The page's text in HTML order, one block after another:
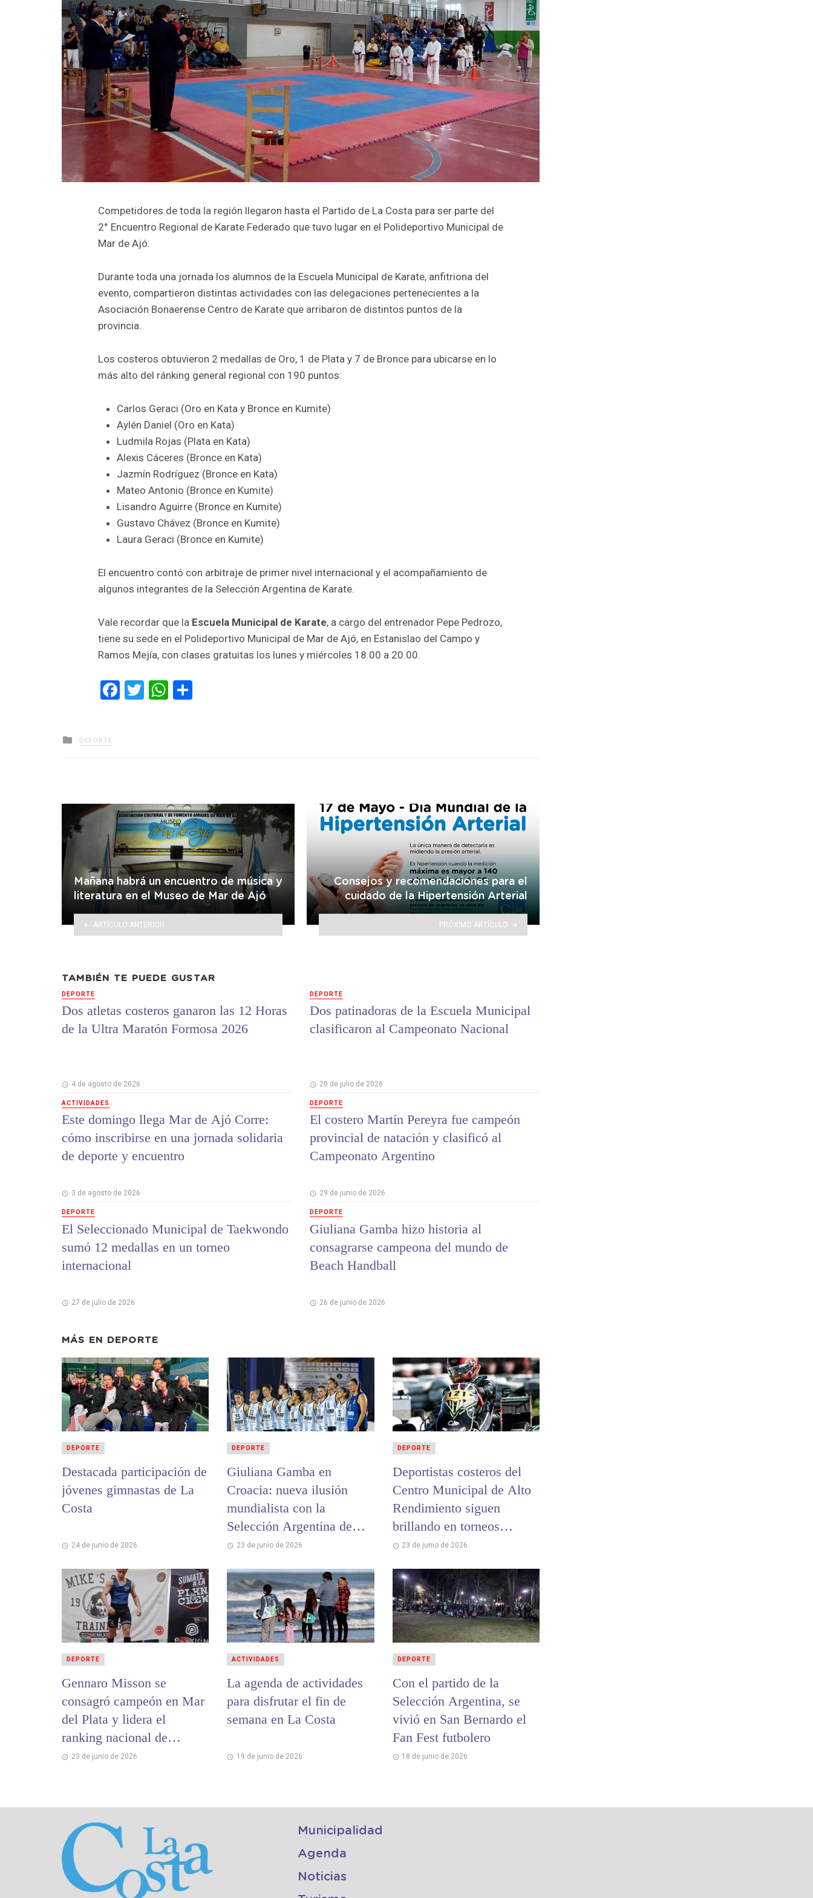
Competidores de toda la región llegaron hasta el Partido de La Costa para ser parte del
2° Encuentro Regional de Karate Federado que tuvo lugar en el Polideportivo Municipal de
Mar de Ajó.
Durante toda una jornada los alumnos de la Escuela Municipal de Karate, anfitriona del
evento, compartieron distintas actividades con las delegaciones pertenecientes a la
Asociación Bonaerense Centro de Karate que arribaron de distintos puntos de la
provincia.
Los costeros obtuvieron 2 medallas de Oro, 1 de Plata y 7 de Bronce para ubicarse en lo
más alto del ránking general regional con 190 puntos:
Carlos Geraci (Oro en Kata y Bronce en Kumite)
Aylén Daniel (Oro en Kata)
Ludmila Rojas (Plata en Kata)
Alexis Cáceres (Bronce en Kata)
Jazmín Rodríguez (Bronce en Kata)
Mateo Antonio (Bronce en Kumite)
Lisandro Aguirre (Bronce en Kumite)
Gustavo Chávez (Bronce en Kumite)
Laura Geraci (Bronce en Kumite)
El encuentro contó con arbitraje de primer nivel internacional y el acompañamiento de
algunos integrantes de la Selección Argentina de Karate.
Vale recordar que la Escuela Municipal de Karate, a cargo del entrenador Pepe Pedrozo,
tiene su sede en el Polideportivo Municipal de Mar de Ajó, en Estanislao del Campo y
Ramos Mejía, con clases gratuitas los lunes y miércoles 18.00 a 20.00.
Facebook
TwitterWhatsApp
Posted
in
DEPORTE
Mañana habrá un encuentro de música y
literatura en el Museo de Mar de Ajó
ARTÍCULO ANTERIOR
Consejos y recomendaciones para el
cuidado de la Hipertensión Arterial
PRÓXIMO ARTÍCULO
TAMBIÉN TE PUEDE GUSTAR
DEPORTE
Dos atletas costeros ganaron las 12 Horas
de la Ultra Maratón Formosa 2026
4 de agosto de 2026
ACTIVIDADES
Este domingo llega Mar de Ajó Corre:
cómo inscribirse en una jornada solidaria
de deporte y encuentro
3 de agosto de 2026
DEPORTE
El Seleccionado Municipal de Taekwondo
sumó 12 medallas en un torneo
internacional
27 de julio de 2026
DEPORTE
Dos patinadoras de la Escuela Municipal
clasificaron al Campeonato Nacional
20 de julio de 2026
DEPORTE
El costero Martín Pereyra fue campeón
provincial de natación y clasificó al
Campeonato Argentino
29 de junio de 2026
DEPORTE
Giuliana Gamba hizo historia al
consagrarse campeona del mundo de
Beach Handball
26 de junio de 2026
MÁS EN DEPORTE
Destacada participación de
jóvenes gimnastas de La
Costa
24 de junio de 2026
DEPORTE
Giuliana Gamba en
Croacia: nueva ilusión
mundialista con la
Selección Argentina de
Beach Handball
23 de junio de 2026
DEPORTE
Deportistas costeros del
Centro Municipal de Alto
Rendimiento siguen
brillando en torneos
nacionales e
23 de junio de 2026
DEPORTE
Gennaro Misson se
consagró campeón en Mar
del Plata y lidera el
ranking nacional de
Levantamiento Olímpico
23 de junio de 2026
DEPORTE
La agenda de actividades
para disfrutar el fin de
semana en La Costa
19 de junio de 2026
ACTIVIDADES
Con el partido de la
Selección Argentina, se
vivió en San Bernardo el
Fan Fest futbolero
18 de junio de 2026
DEPORTE
Municipalidad
Agenda
Noticias